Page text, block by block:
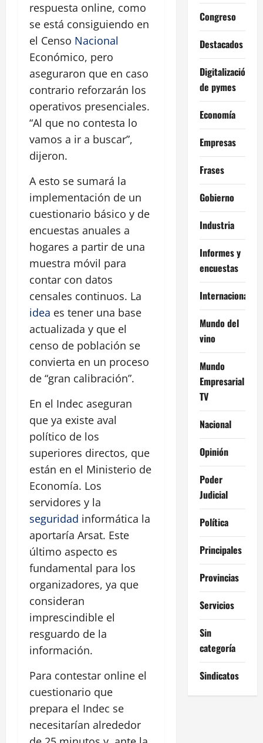
respuesta online, como
se está consiguiendo en
el Censo Nacional
Económico, pero
aseguraron que en caso
contrario reforzarán los
operativos presenciales.
“Al que no contesta lo
vamos a ir a buscar”,
dijeron.
A esto se sumará la
implementación de un
cuestionario básico y de
encuestas anuales a
hogares a partir de una
muestra móvil para
contar con datos
censales continuos. La
idea es tener una base
actualizada y que el
censo de población se
convierta en un proceso
de “gran calibración”.
En el Indec aseguran
que ya existe aval
político de los
superiores directos, que
están en el Ministerio de
Economía. Los
servidores y la
seguridad informática la
aportaría Arsat. Este
último aspecto es
fundamental para los
organizadores, ya que
consideran
imprescindible el
resguardo de la
información.
Para contestar online el
cuestionario que
prepara el Indec se
necesitarían alrededor
Congreso
Destacados
Digitalización
de pymes
Economía
Empresas
Frases
Gobierno
Industria
Informes y
encuestas
Internacional
Mundo del
vino
Mundo
Empresarial
TV
Nacional
Opinión
Poder
Judicial
Política
Principales
Provincias
Servicios
Sin
categoría
Sindicatos